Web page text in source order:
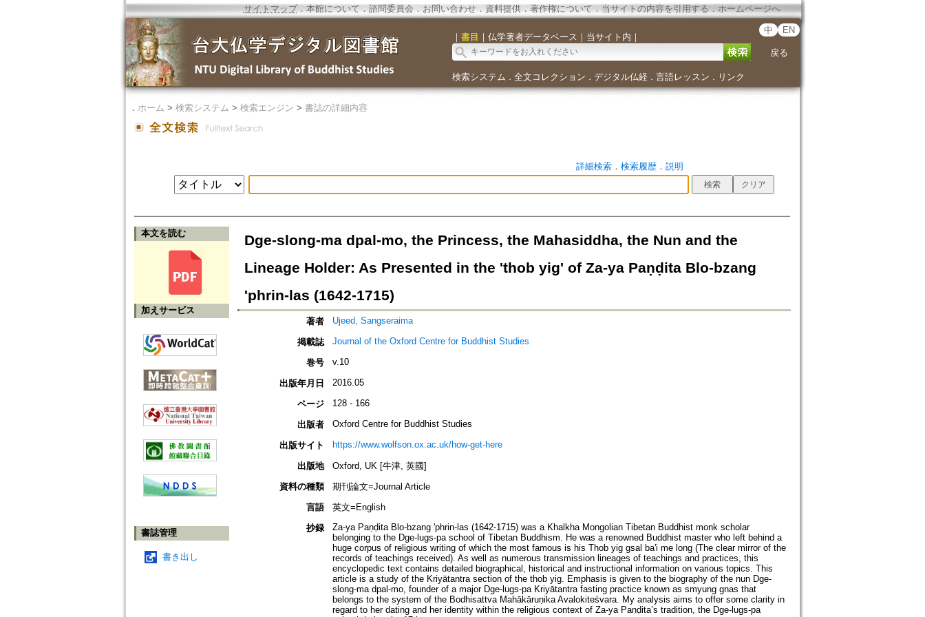
サイトマップ．本館について ． 諮問委員会． お問い合わせ． 資料提供． 著作権について．当サイトの内容を引用する ． ホームページへ
｜ 書目 ｜ 仏学著者データベース ｜ 当サイト内 ｜
中 EN
戻る
検索システム ． 全文コレクション ． デジタル仏経． 言語レッスン ． リンク
． ホーム > 検索システム > 検索エンジン > 書誌の詳細内容
詳細検索． 検索履歴． 説明
本文を読む
加えサービス
書誌管理
書き出し
Dge-slong-ma dpal-mo, the Princess, the Mahasiddha, the Nun and the
Lineage Holder: As Presented in the 'thob yig' of Za-ya Paṇḍita Blo-bzang
'phrin-las (1642-1715)
著者 Ujeed, Sangseraima
掲載誌 Journal of the Oxford Centre for Buddhist Studies
巻号 v.10
出版年月日 2016.05
ページ 128 - 166
出版者 Oxford Centre for Buddhist Studies
出版サイト https://www.wolfson.ox.ac.uk/how-get-here
出版地
Oxford, UK [牛津, 英國]
資料の種類
期刊論文=Journal Article
言語
英文=English
抄録
Za-ya Paṇḍita Blo-bzang 'phrin-las (1642-1715) was a Khalkha Mongolian Tibetan Buddhist monk scholar
belonging to the Dge-lugs-pa school of Tibetan Buddhism. He was a renowned Buddhist master who left behind a
huge corpus of religious writing of which the most famous is his Thob yig gsal ba'i me long (The clear mirror of the
records of teachings received). As well as numerous transmission lineages of teachings and practices, this
encyclopedic text contains detailed biographical, historical and instructional information on various topics. This
article is a study of the Kriyātantra section of the thob yig. Emphasis is given to the biography of the nun Dge-
slong-ma dpal-mo, founder of a major Dge-lugs-pa Kriyātantra fasting practice known as smyung gnas that
belongs to the system of the Bodhisattva Mahākāruṇika Avalokiteśvara. My analysis aims to offer some clarity in
regard to her dating and her identity within the religious context of Za-ya Paṇḍita’s tradition, the Dge-lugs-pa